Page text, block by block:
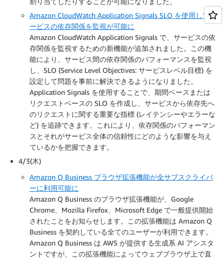
Amazon CloudWatch Application Signals SLO を使用してサ
ービスの依存関係を監視が可能に
Amazon CloudWatch Application Signals で、サービスの依
存関係を監視するための新機能が追加されました。この機
能により、サービス間の依存関係のパフォーマンスを監視
し、SLO (Service Level Objectives: サービスレベル目標) を
設定して問題を事前に解決できるようになりました。
Application Signals を使用することで、期間ベースまたは
リクエストベースの SLO を作成し、サービスから依存先へ
のリクエストに関する重要な指標 (レイテンシーやエラーな
ど) を追跡できます。これにより、依存関係のパフォーマン
スとそれがサービス全体の信頼性にどのような影響を与え
ているかを把握できます。
4/3(木)
Amazon Q Business ブラウザ拡張機能が全サブスクライバ
ーに利用可能に
Amazon Q Business のブラウザ拡張機能が、Google
Chrome、Mozilla Firefox、Microsoft Edge で一般提供開始
されたことをお知らせします。この拡張機能は Amazon Q
Business を契約している全てのユーザーが利用できます。
Amazon Q Business は AWS が提供する生成系 AI アシスタ
ントですが、この拡張機能によってウェブブラウザ上で直